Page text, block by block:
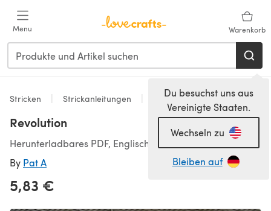
Menu Warenkorb
Du besuchst uns aus
Vereinigte Staaten.
Wechseln zu
Bleiben auf
Stricken Strickanleitungen Decken
Revolution
Herunterladbares PDF, Englisch
By Pat A
5,83 €